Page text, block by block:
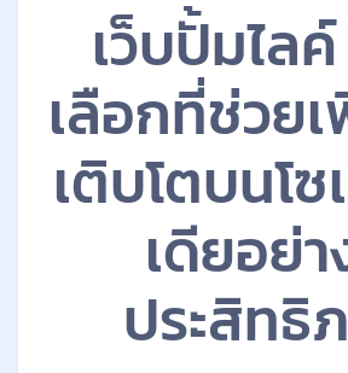
เว็บปั้มไล
เลือกที่ช่วย
เติบโตบนโ
เดียอย่
ประสิทธิ